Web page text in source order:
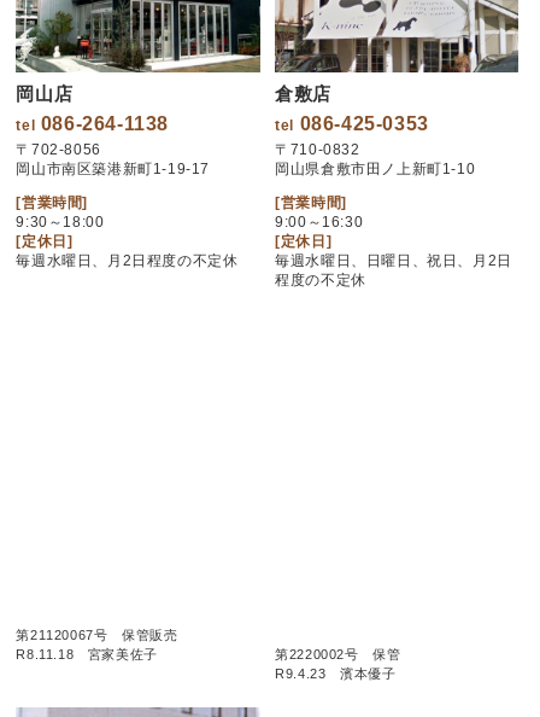
岡山店
tel 086-264-1138
〒702-8056
岡山市南区築港新町1-19-17
[営業時間]
9:30～18:00
[定休日]
毎週水曜日、月2日程度の不定休
第21120067号 保管販売
R8.11.18 宮家美佐子
倉敷店
tel 086-425-0353
〒710-0832
岡山県倉敷市田ノ上新町1-10
[営業時間]
9:00～16:30
[定休日]
毎週水曜日、日曜日、祝日、月2日
程度の不定休
第2220002号 保管
R9.4.23 濱本優子